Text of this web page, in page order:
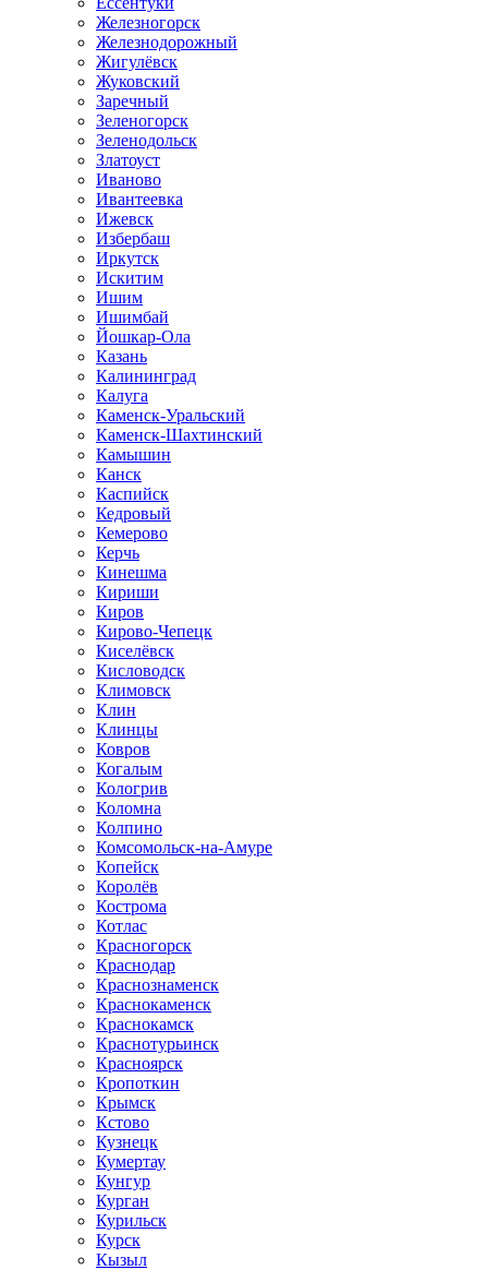
Железногорск
Железнодорожный
Жигулёвск
Жуковский
Заречный
Зеленогорск
Зеленодольск
Златоуст
Иваново
Ивантеевка
Ижевск
Избербаш
Иркутск
Искитим
Ишим
Ишимбай
Йошкар-Ола
Казань
Калининград
Калуга
Каменск-Уральский
Каменск-Шахтинский
Камышин
Канск
Каспийск
Кедровый
Кемерово
Керчь
Кинешма
Кириши
Киров
Кирово-Чепецк
Киселёвск
Кисловодск
Климовск
Клин
Клинцы
Ковров
Когалым
Кологрив
Коломна
Колпино
Комсомольск-на-Амуре
Копейск
Королёв
Кострома
Котлас
Красногорск
Краснодар
Краснознаменск
Краснокаменск
Краснокамск
Краснотурьинск
Красноярск
Кропоткин
Крымск
Кстово
Кузнецк
Кумертау
Кунгур
Курган
Курильск
Курск
Кызыл